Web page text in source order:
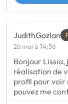
JudithGozlan
26 mai à 14:56
Bonjour
réalisation de
profil pour voir
pouvez me